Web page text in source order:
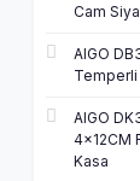
Cam
AIGO
Temperli
AIGO
4×12CM
Kasa